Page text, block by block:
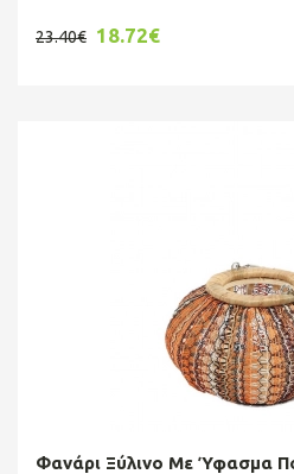
23.40€ 18.72€
Φανάρι Ξύλινο Με Ύφασμα